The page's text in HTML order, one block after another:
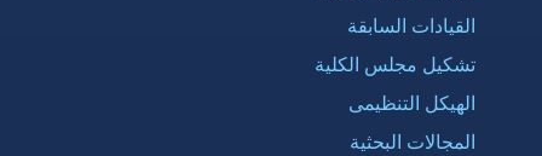
القيادات السابقة
تشكيل مجلس الكلية
الهيكل التنظيمى
المجالات البحثية